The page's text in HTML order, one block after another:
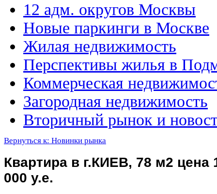
12 адм. округов Москвы
Новые паркинги в Москве
Жилая недвижимость
Перспективы жилья в
Коммерческая
Загородная недвижимость
Вторичный рынок и
Вернуться к: Новинки рынка
Квартира в г.КИЕВ, 78 м2 цена
000 у.е.